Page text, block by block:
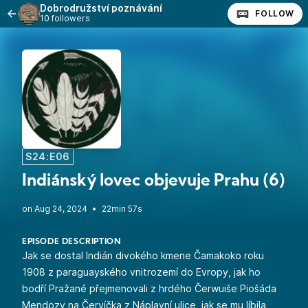
Dobrodružství poznávání
10 followers FOLLOW
S24:E06
Indiánský lovec objevuje Prahu (6)
• 22min 57s
EPISODE DESCRIPTION
Jak se dostal Indián divokého kmene Čamakoko roku
1908 z paraguayského vnitrozemí do Evropy, jak ho
bodří Pražané přejmenovali z hrdého Čerwuiše Piošáda
Mendozy na Červíčka z Náplavní ulice, jak se mu líbila